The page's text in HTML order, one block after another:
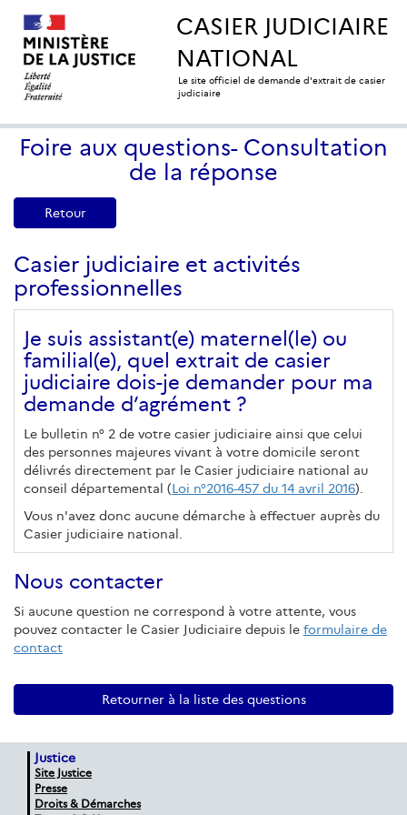
CASIER JUDICIAIRE
NATIONAL
Le site officiel de demande d'extrait de casier
judiciaire
Foire aux questions- Consultation
de la réponse
Retour
Casier judiciaire et activités
professionnelles
Je suis assistant(e) maternel(le) ou
familial(e), quel extrait de casier
judiciaire dois-je demander pour ma
demande d’agrément ?
Le bulletin n° 2 de votre casier judiciaire ainsi que celui
des personnes majeures vivant à votre domicile seront
délivrés directement par le Casier judiciaire national au
conseil départemental (Loi n°2016-457 du 14 avril 2016).
Vous n'avez donc aucune démarche à effectuer auprès du
Casier judiciaire national.
Nous contacter
Si aucune question ne correspond à votre attente, vous
pouvez contacter le Casier Judiciaire depuis le formulaire de
contact
Retourner à la liste des questions
Justice
Site Justice
Presse
Droits & Démarches